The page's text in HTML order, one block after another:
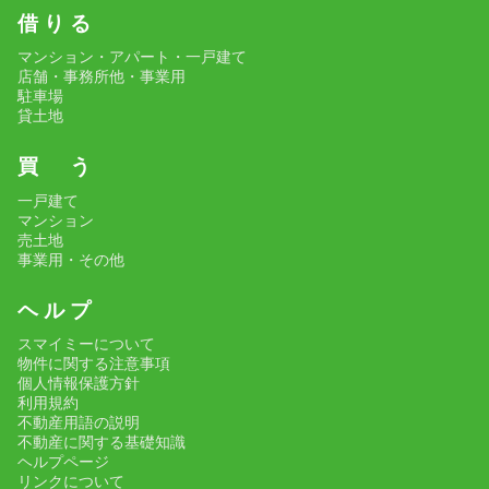
借 り る
マンション・アパート・一戸建て
店舗・事務所他・事業用
駐車場
貸土地
買 う
一戸建て
マンション
売土地
事業用・その他
ヘ ル プ
スマイミーについて
物件に関する注意事項
個人情報保護方針
利用規約
不動産用語の説明
不動産に関する基礎知識
ヘルプページ
リンクについて